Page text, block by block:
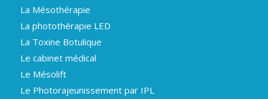
La Mésothérapie
La photothérapie LED
La Toxine Botulique
Le cabinet médical
Le Mésolift
Le Photorajeunissement par IPL